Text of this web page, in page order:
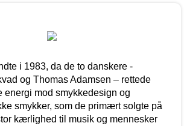
i 1983, da de to danskere -
og Thomas Adamsen – rettede
energi mod smykkedesign og
smykker, som de primært solgte på
kærlighed til musik og mennesker